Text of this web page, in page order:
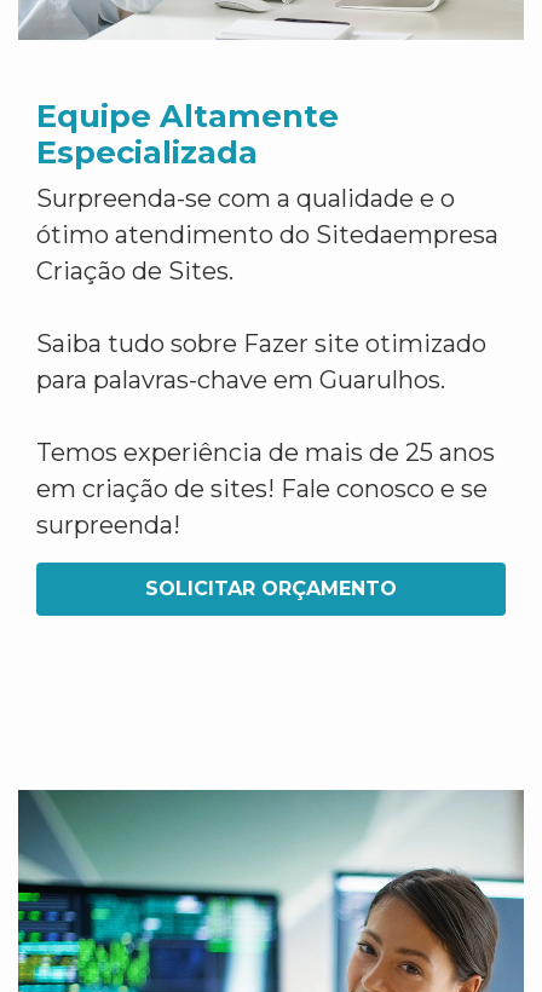
Equipe Altamente
Especializada
Surpreenda-se com a qualidade e o
ótimo atendimento do Sitedaempresa
Criação de Sites.
Saiba tudo sobre Fazer site otimizado
para palavras-chave em Guarulhos.
Temos experiência de mais de 25 anos
em criação de sites! Fale conosco e se
surpreenda!
SOLICITAR ORÇAMENTO